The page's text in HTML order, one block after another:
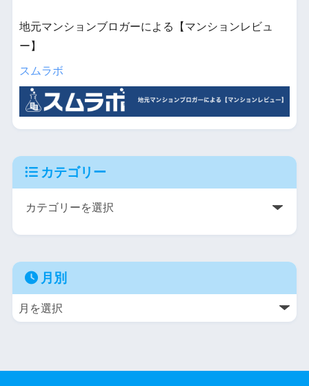
地元マンションブロガーによる【マンションレビュ
ー】
スムラボ
カテゴリー
月別